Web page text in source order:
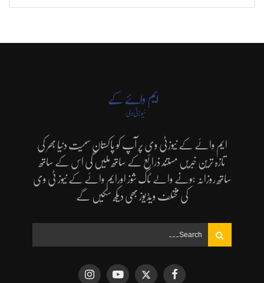
ایم وائے کے نیوزٹی وی پر آپ کو پاکستان سمیت دنیا بھر کی
تازہ ترین خبریں مستند ذرائع کے ساتھ ملیں گی اس کے ساتھ
ساتھ روزانہ ہونے والے ٹاک شوز اورایم وائے کے نیوز ٹی وی
کی مختلف ویڈیوز بھی دیکھ سکیں گے